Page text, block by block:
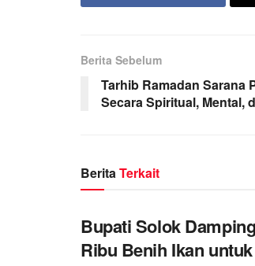
Berita Sebelum
Tarhib Ramadan Sarana
Secara Spiritual, Mental,
BeritaTerkait
Bupati Solok
Ribu Benih Ikan